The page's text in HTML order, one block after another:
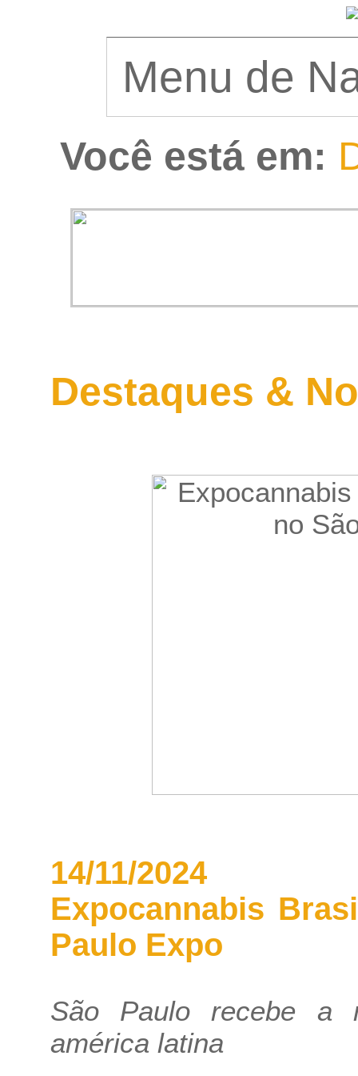
Você está em:
Destaques &
14/11/2024
Expocannabis
Paulo Expo
São Paulo recebe a
américa latina